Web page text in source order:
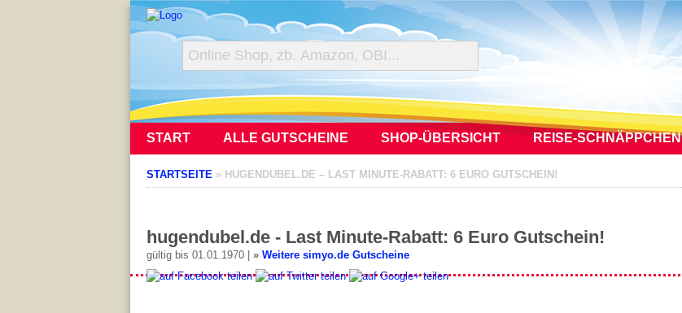
START ALLE GUTSCHEINE SHOP-ÜBERSICHT REISE-SCHNÄPPCHEN
STARTSEITE » HUGENDUBEL.DE – LAST MINUTE-RABATT: 6 EURO GUTSCHEIN!
hugendubel.de - Last Minute-Rabatt: 6 Euro Gutschein!
gültig bis 01.01.1970 | » Weitere simyo.de Gutscheine